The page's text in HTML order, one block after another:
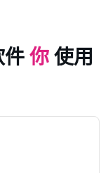
件 你 使用